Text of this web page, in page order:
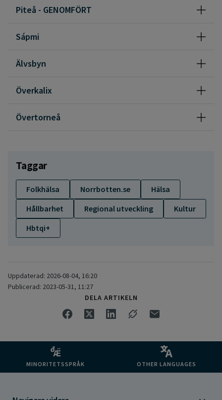
Piteå - GENOMFÖRT
Sápmi
Älvsbyn
Överkalix
Övertorneå
Taggar
Folkhälsa Norrbotten.se
Hälsa
Hållbarhet
Regional utveckling
Kultur
Hbtqi+
Uppdaterad: 2026-08-04, 16:20
Publicerad: 2023-05-31, 11:27
DELA ARTIKELN
MINORITETSSPRÅK OTHER LANGUAGES